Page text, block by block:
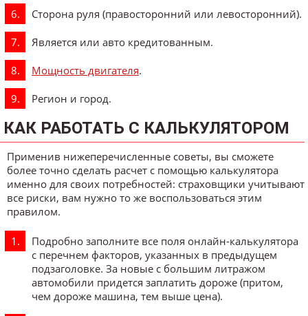
Сторона руля (правосторонний или левосторонний).
Является или авто кредитованным.
Мощность двигателя.
Регион и город.
КАК РАБОТАТЬ С КАЛЬКУЛЯТОРОМ
Применив нижеперечисленные советы, вы сможете
более точно сделать расчет с помощью калькулятора
именно для своих потребностей: страховщики учитывают
все риски, вам нужно то же воспользоваться этим
правилом.
Подробно заполните все поля онлайн-калькулятора
с перечнем факторов, указанных в предыдущем
подзаголовке. За новые с большим литражом
автомобили придется заплатить дороже (притом,
чем дороже машина, тем выше цена).